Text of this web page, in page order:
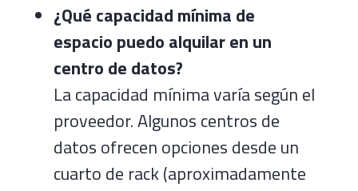
¿Qué capacidad mínima de
espacio puedo alquilar en un
centro de datos?
La capacidad mínima varía según el
proveedor. Algunos centros de
datos ofrecen opciones desde un
cuarto de rack (aproximadamente